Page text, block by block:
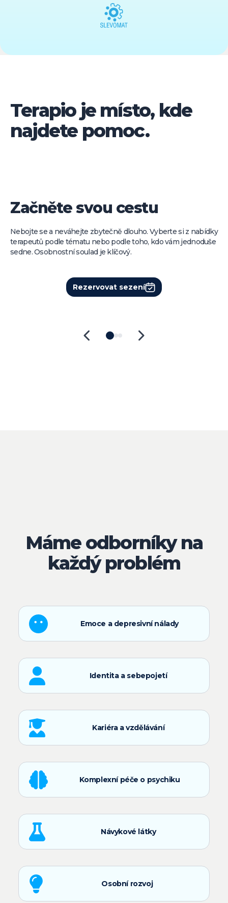
Terapio je místo, kde
najdete pomoc.
Začněte svou cestu
Nebojte se a neváhejte zbytečně dlouho. Vyberte si z nabídky
terapeutů podle tématu nebo podle toho, kdo vám jednoduše
sedne. Osobnostní soulad je klíčový.
Rezervovat sezení
Máme odborníky na
každý problém
Emoce a depresivní nálady
Identita a sebepojetí
Kariéra a vzdělávání
Komplexní péče o psychiku
Návykové látky
Osobní rozvoj